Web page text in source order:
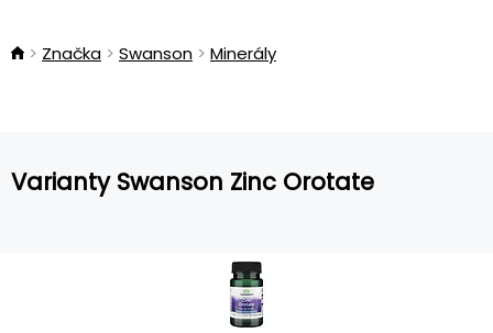
Značka Swanson Minerály
Varianty Swanson Zinc Orotate